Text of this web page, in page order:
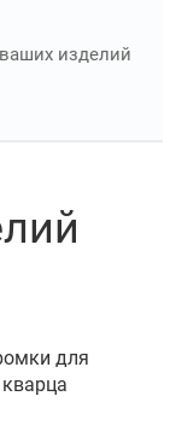
изделий
для
кварца